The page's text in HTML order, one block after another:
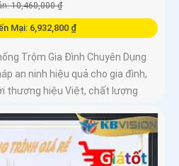
10,460,000 ₫
Mại: 6,932,800 ₫
Trộm Gia Đình Chuyên Dụng
an ninh hiệu quả cho gia đình,
thương hiệu Việt, chất lượng